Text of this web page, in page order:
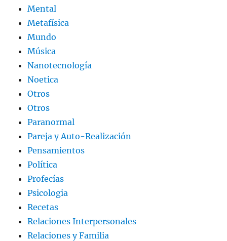
Mental
Metafísica
Mundo
Música
Nanotecnología
Noetica
Otros
Otros
Paranormal
Pareja y Auto-Realización
Pensamientos
Política
Profecías
Psicologia
Recetas
Relaciones Interpersonales
Relaciones y Familia